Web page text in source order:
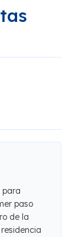
para
paso
de la